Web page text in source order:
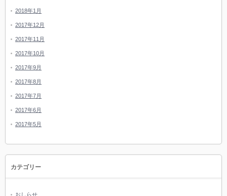
2018年1月
2017年12月
2017年11月
2017年10月
2017年9月
2017年8月
2017年7月
2017年6月
2017年5月
カテゴリー
おしらせ